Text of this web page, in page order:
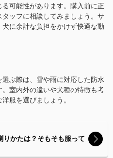
可能性があります。購入前に正
ッフに相談してみましょう。サ
に余計な負担をかけず快適な動
ぶ際は、雪や雨に対応した防水
室内外の違いや犬種の特徴も考
服を選びましょう。
りかたは？そもそも服って